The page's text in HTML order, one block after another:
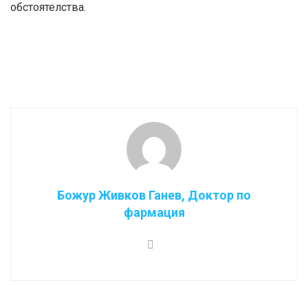
обстоятелства.
Божур Живков Ганев, Доктор по
фармация